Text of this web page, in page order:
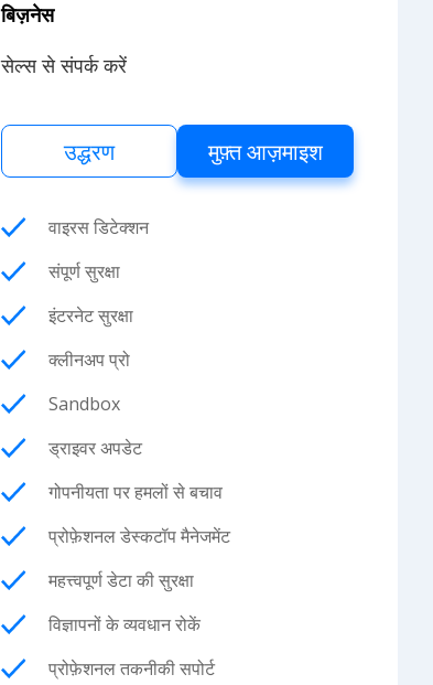
बिज़नेस
सेल्स से संपर्क करें
उद्धरण मुफ़्त आज़माइश
वाइरस डिटेक्शन
संपूर्ण सुरक्षा
इंटरनेट सुरक्षा
क्लीनअप प्रो
Sandbox
ड्राइवर अपडेट
गोपनीयता पर हमलों से बचाव
प्रोफ़ेशनल डेस्कटॉप मैनेजमेंट
महत्त्वपूर्ण डेटा की सुरक्षा
विज्ञापनों के व्यवधान रोकें
प्रोफ़ेशनल तकनीकी सपोर्ट